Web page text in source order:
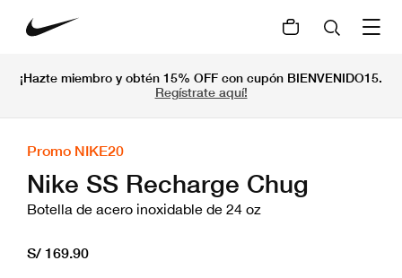
¡Hazte miembro y obtén 15% OFF con cupón BIENVENIDO15.
Regístrate aquí!
Promo NIKE20
Nike SS Recharge Chug
Botella de acero inoxidable de 24 oz
S/ 169.90